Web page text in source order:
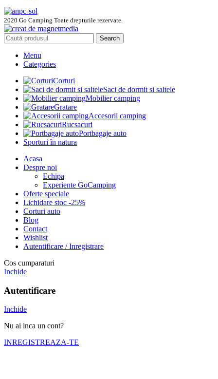
2020 Go Camping Toate drepturile rezervate.
Search
Menu
Categories
Corturi
Saci de dormit si saltele
Mobilier camping
Gratare
Accesorii camping
Rucsacuri
Portbagaje auto
Sporturi în natura
Acasa
Despre noi
Echipa
Experiente GoCamping
Oferte speciale
Lichidare stoc -25%
Corturi auto
Blog
Contact
Wishlist
Autentificare / Inregistrare
Cos cumparaturi
Inchide
Autentificare
Inchide
Nu ai inca un cont?
INREGISTREAZA-TE